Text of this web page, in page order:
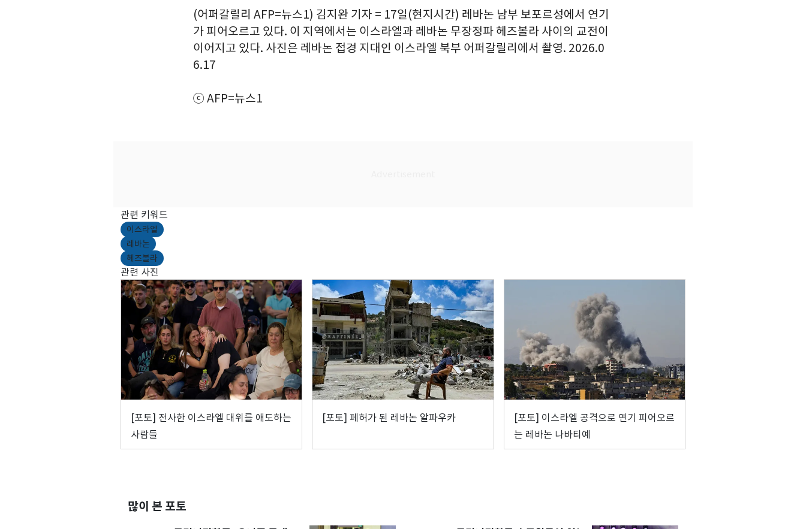
(어퍼갈릴리 AFP=뉴스1) 김지완 기자 = 17일(현지시간) 레바논 남부 보포르성에서 연기
가 피어오르고 있다. 이 지역에서는 이스라엘과 레바논 무장정파 헤즈볼라 사이의 교전이
이어지고 있다. 사진은 레바논 접경 지대인 이스라엘 북부 어퍼갈릴리에서 촬영. 2026.0
6.17
ⓒ AFP=뉴스1
관련 키워드
이스라엘
레바논
헤즈볼라
관련 사진
[포토] 전사한 이스라엘 대위를 애도하는
사람들
[포토] 폐허가 된 레바논 알파우카
[포토] 이스라엘 공격으로 연기 피어오르
는 레바논 나바티예
많이 본 포토